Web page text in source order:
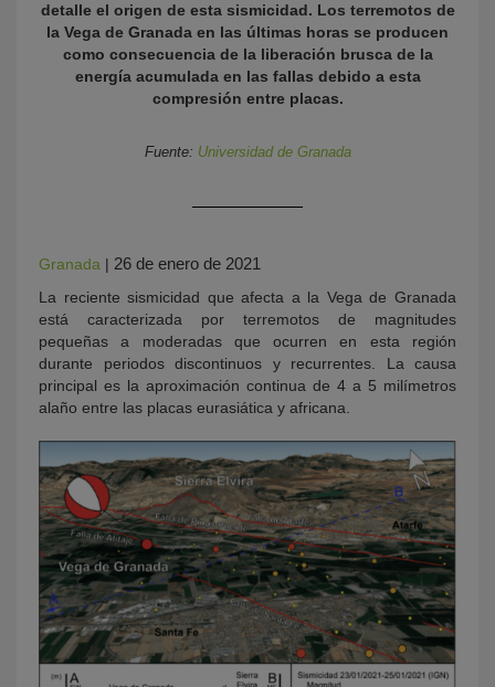
detalle el origen de esta sismicidad. Los terremotos de
la Vega de Granada en las últimas horas se producen
como consecuencia de la liberación brusca de la
energía acumulada en las fallas debido a esta
compresión entre placas.
Fuente: Universidad de Granada
Granada | 26 de enero de 2021
La reciente sismicidad que afecta a la Vega de Granada
está caracterizada por terremotos de magnitudes
pequeñas a moderadas que ocurren en esta región
durante periodos discontinuos y recurrentes. La causa
principal es la aproximación continua de 4 a 5 milímetros
alaño entre las placas eurasiática y africana.